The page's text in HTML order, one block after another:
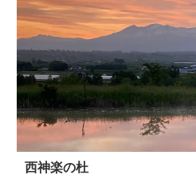
西神楽の杜